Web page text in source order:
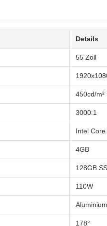
Details
55 Zoll
450cd/m²
3000:1
Intel Core
4GB
128GB
110W
178°